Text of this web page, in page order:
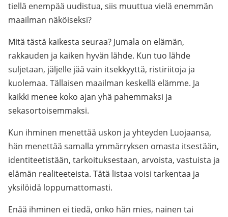
tiellä enempää uudistua, siis muuttua vielä enemmän
maailman näköiseksi?
Mitä tästä kaikesta seuraa? Jumala on elämän,
rakkauden ja kaiken hyvän lähde. Kun tuo lähde
suljetaan, jäljelle jää vain itsekkyyttä, ristiriitoja ja
kuolemaa. Tällaisen maailman keskellä elämme. Ja
kaikki menee koko ajan yhä pahemmaksi ja
sekasortoisemmaksi.
Kun ihminen menettää uskon ja yhteyden Luojaansa,
hän menettää samalla ymmärryksen omasta itsestään,
identiteetistään, tarkoituksestaan, arvoista, vastuista ja
elämän realiteeteista. Tätä listaa voisi tarkentaa ja
yksilöidä loppumattomasti.
Enää ihminen ei tiedä, onko hän mies, nainen tai